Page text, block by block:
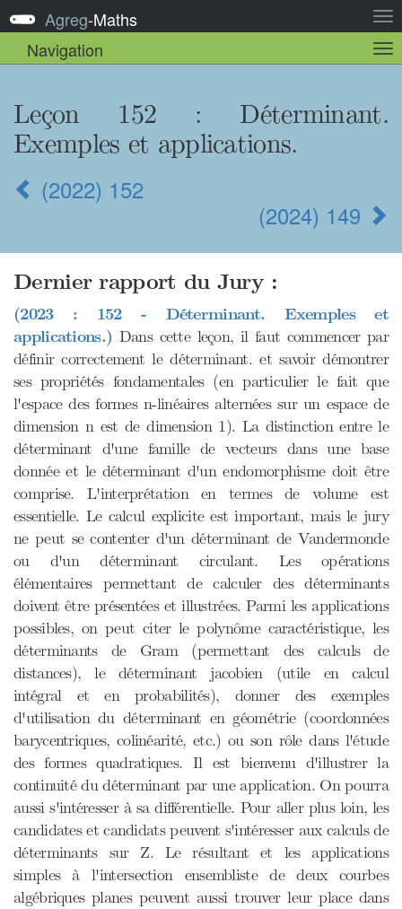
la
Agreg-Maths
Navigation
la
Leçon 152 : Déterminant.
Exemples et applications.
(2022) 152
(2024) 149
Dernier rapport du Jury :
(2023 : 152 - Déterminant. Exemples et
applications.) Dans cette leçon, il faut commencer par
définir correctement le déterminant. et savoir démontrer
ses propriétés fondamentales (en particulier le fait que
l'espace des formes n-linéaires alternées sur un espace de
dimension n est de dimension 1). La distinction entre le
déterminant d'une famille de vecteurs dans une base
donnée et le déterminant d'un endomorphisme doit être
comprise. L'interprétation en termes de volume est
essentielle. Le calcul explicite est important, mais le jury
ne peut se contenter d'un déterminant de Vandermonde
ou d'un déterminant circulant. Les opérations
élémentaires permettant de calculer des déterminants
doivent être présentées et illustrées. Parmi les applications
possibles, on peut citer le polynôme caractéristique, les
déterminants de Gram (permettant des calculs de
distances), le déterminant jacobien (utile en calcul
intégral et en probabilités), donner des exemples
d'utilisation du déterminant en géométrie (coordonnées
barycentriques, colinéarité, etc.) ou son rôle dans l'étude
des formes quadratiques. Il est bienvenu d'illustrer la
continuité du déterminant par une application. On pourra
aussi s'intéresser à sa différentielle. Pour aller plus loin, les
candidates et candidats peuvent s'intéresser aux calculs de
déterminants sur Z. Le résultant et les applications
simples à l'intersection ensembliste de deux courbes
algébriques planes peuvent aussi trouver leur place dans